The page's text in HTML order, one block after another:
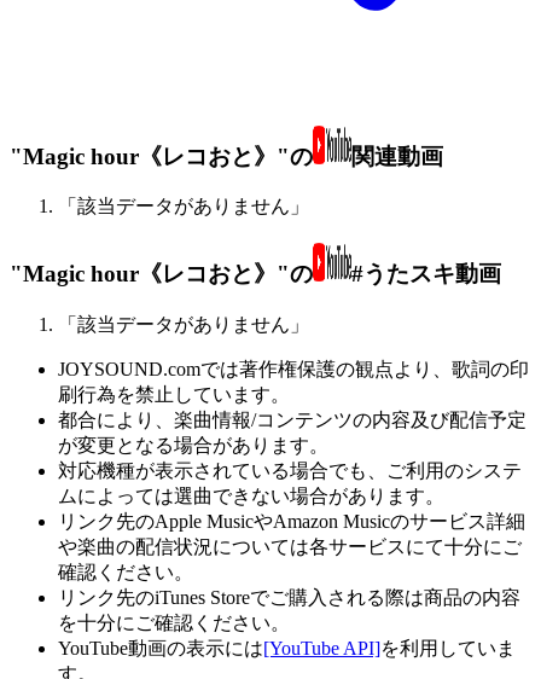
"Magic hour《レコおと》"の 関連動画
「該当データがありません」
"Magic hour《レコおと》"の #うたスキ動画
「該当データがありません」
JOYSOUND.comでは著作権保護の観点より、歌詞の印
刷行為を禁止しています。
都合により、楽曲情報/コンテンツの内容及び配信予定
が変更となる場合があります。
対応機種が表示されている場合でも、ご利用のシステ
ムによっては選曲できない場合があります。
リンク先のApple MusicやAmazon Musicのサービス詳細
や楽曲の配信状況については各サービスにて十分にご
確認ください。
リンク先のiTunes Storeでご購入される際は商品の内容
を十分にご確認ください。
YouTube動画の表示には[YouTube API]を利用していま
す。